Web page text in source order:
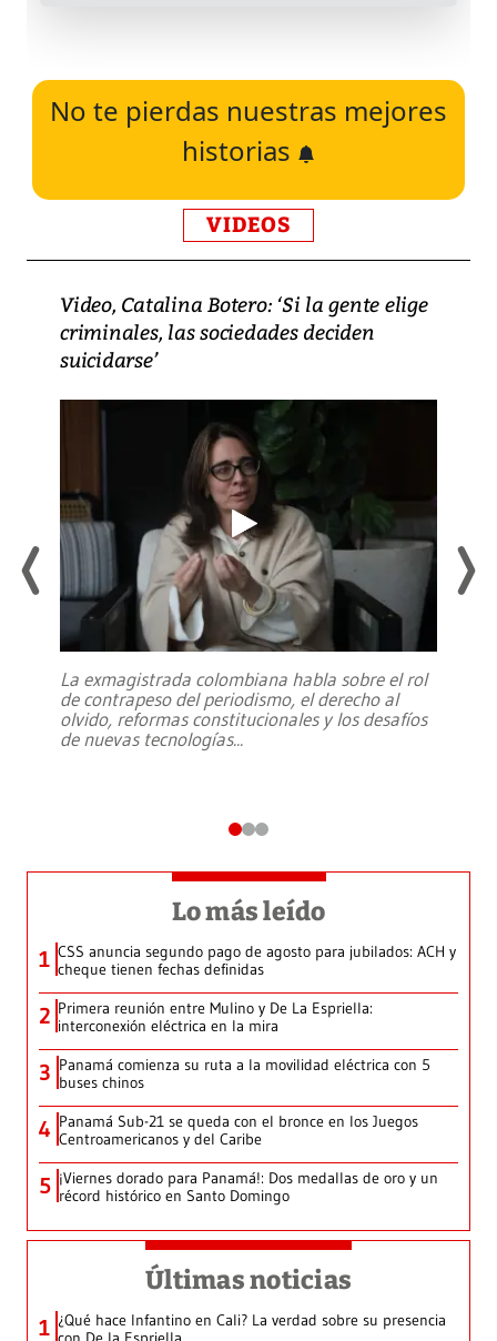
No te pierdas nuestras mejores
historias
VIDEOS
Video, Catalina Botero: ‘Si la gente elige
criminales, las sociedades deciden
suicidarse’
La exmagistrada colombiana habla sobre el rol
de contrapeso del periodismo, el derecho al
olvido, reformas constitucionales y los desafíos
de nuevas tecnologías...
Lo más leído
1 CSS anuncia segundo pago de agosto para jubilados: ACH y
cheque tienen fechas definidas
2 Primera reunión entre Mulino y De La Espriella:
interconexión eléctrica en la mira
3 Panamá comienza su ruta a la movilidad eléctrica con 5
buses chinos
4 Panamá Sub-21 se queda con el bronce en los Juegos
Centroamericanos y del Caribe
5 ¡Viernes dorado para Panamá!: Dos medallas de oro y un
récord histórico en Santo Domingo
Últimas noticias
1 ¿Qué hace Infantino en Cali? La verdad sobre su presencia